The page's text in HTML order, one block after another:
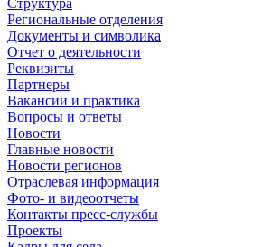
Региональные отделения
Документы и символика
Отчет о деятельности
Реквизиты
Партнеры
Вакансии и практика
Вопросы и ответы
Новости
Главные новости
Новости регионов
Отраслевая информация
Фото- и видеоотчеты
Контакты пресс-службы
Проекты